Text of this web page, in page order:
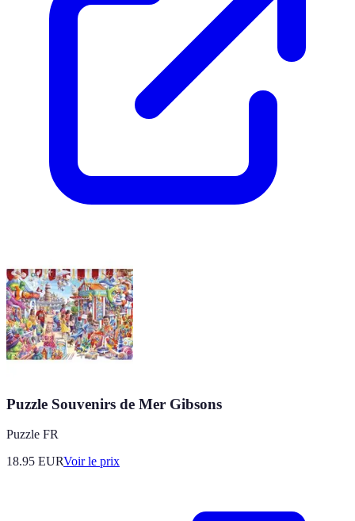
Puzzle Souvenirs de Mer Gibsons
Puzzle FR
18.95 EURVoir le prix